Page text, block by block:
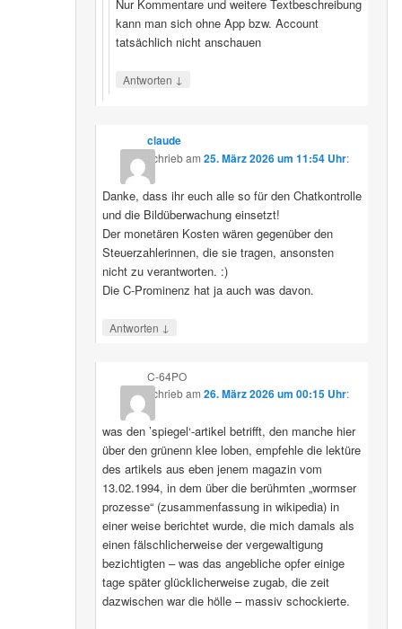
Nur Kommentare und weitere Textbeschreibung
kann man sich ohne App bzw. Account
tatsächlich nicht anschauen
Antworten ↓
claude
schriebam 25. März 2026 um 11:54 Uhr:
Danke, dass ihr euch alle so für den Chatkontrolle
und die Bildüberwachung einsetzt!
Der monetären Kosten wären gegenüber den
Steuerzahlerinnen, die sie tragen, ansonsten
nicht zu verantworten. :)
Die C-Prominenz hat ja auch was davon.
Antworten ↓
C-64PO
schriebam 26. März 2026 um 00:15 Uhr:
was den ’spiegel‘-artikel betrifft, den manche hier
über den grünenn klee loben, empfehle die lektüre
des artikels aus eben jenem magazin vom
13.02.1994, in dem über die berühmten „wormser
prozesse“ (zusammenfassung in wikipedia) in
einer weise berichtet wurde, die mich damals als
einen fälschlicherweise der vergewaltigung
bezichtigten – was das angebliche opfer einige
tage später glücklicherweise zugab, die zeit
dazwischen war die hölle – massiv schockierte.